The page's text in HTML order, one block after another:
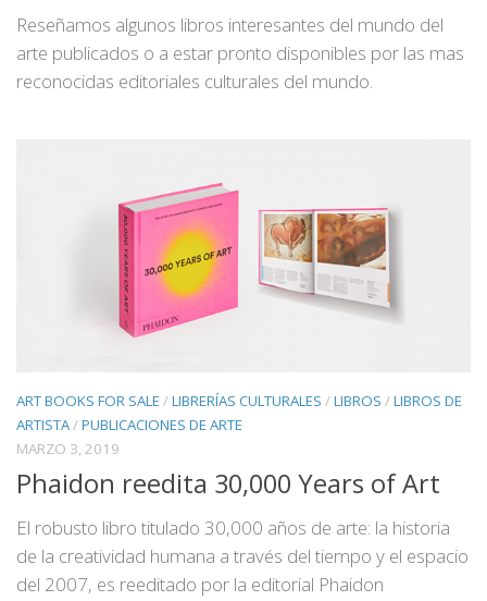
Reseñamos algunos libros interesantes del mundo del
arte publicados o a estar pronto disponibles por las mas
reconocidas editoriales culturales del mundo.
ART BOOKS FOR SALE /LIBRERÍAS CULTURALES /LIBROS /LIBROS DE
ARTISTA /PUBLICACIONES DE ARTE
MARZO 3, 2019
Phaidon reedita 30,000 Years of Art
El robusto libro titulado 30,000 años de arte: la historia
de la creatividad humana a través del tiempo y el espacio
del 2007, es reeditado por la editorial Phaidon